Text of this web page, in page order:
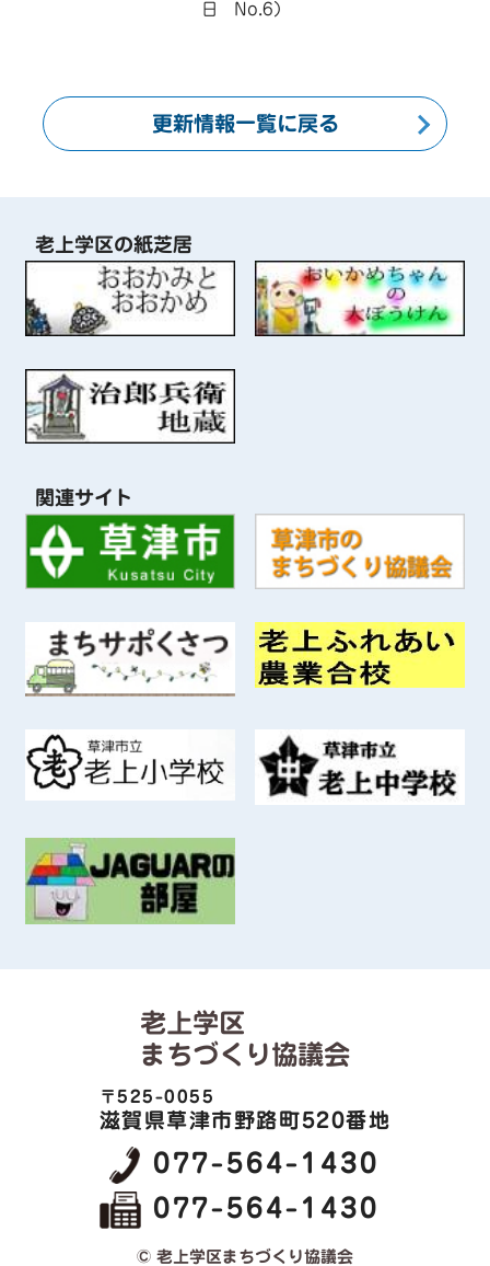
日 No.6）
更新情報一覧に戻る
老上学区の紙芝居
関連サイト
老上学区
まちづくり協議会
〒525-0055
滋賀県草津市野路町520番地
077-564-1430
077-564-1430
© 老上学区まちづくり協議会